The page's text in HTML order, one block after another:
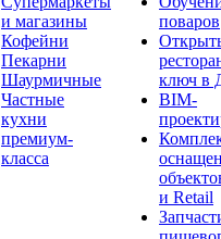
и магазины
Кофейни
Пекарни
Шаурмичные
Частные
кухни
премиум-
класса
поваров
ключ в
BIM-
и Retail